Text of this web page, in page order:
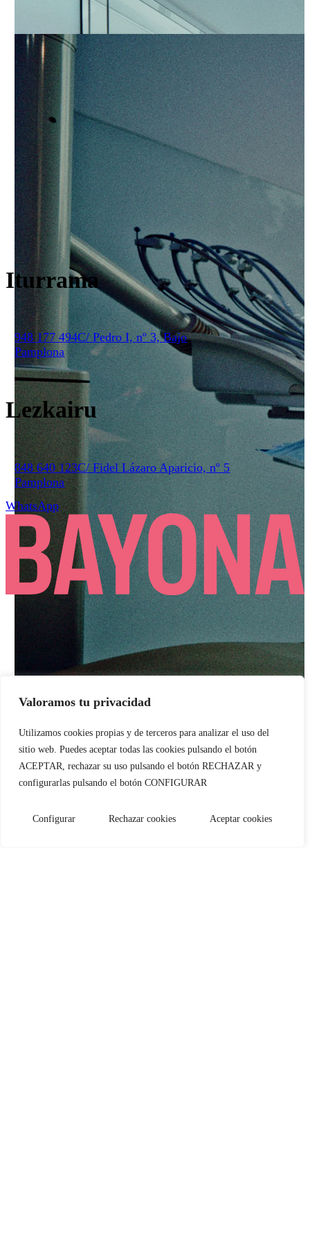
Valoramos tu privacidad
Utilizamos cookies propias y de terceros para analizar el uso del
sitio web. Puedes aceptar todas las cookies pulsando el botón
ACEPTAR, rechazar su uso pulsando el botón RECHAZAR y
configurarlas pulsando el botón CONFIGURAR
Configurar Rechazar cookies Aceptar cookies
Blanqueamiento
Odontopediatría
Endodoncia
Cirugía oral
Prótesis y estética
dental
Odontología
conservadora
Servicios
Sedación consciente
Atención domiciliaria
Sillón movilidad reducida
Lezkairu
Iturrama
Iturrama
948 177 494C/ Pedro I, nº 3, Bajo
Pamplona
Lezkairu
848 640 123C/ Fidel Lázaro Aparicio, nº 5
Pamplona
WhatsApp